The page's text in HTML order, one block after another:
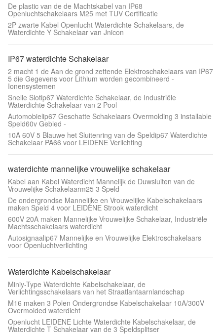
De plastic van de de Machtskabel van IP68
Openluchtschakelaars M25 met TUV Certificatie
2P zwarte Kabel Openlucht Waterdichte Schakelaars, de
Waterdichte Y Schakelaar van Jnicon
IP67 waterdichte Schakelaar
2 macht 1 de Aan de grond zettende Elektroschakelaars van IP67
5 die Gegevens voor Lithium worden gecombineerd -
Ionensystemen
Snelle Slotip67 Waterdichte Schakelaar, de Industriële
Waterdichte Schakelaar van 2 Pool
Automobielip67 Geschatte Schakelaars Overmolding 3 installable
Speld60v Gebied -
10A 60V 5 Blauwe het Sluitenring van de Speldip67 Waterdichte
Schakelaar PA66 voor LEIDENE Verlichting
waterdichte mannelijke vrouwelijke schakelaar
Kabel aan Kabel Waterdicht Mannelijk de Duwsluiten van de
Vrouwelijke Schakelaarm25 3 Speld
De ondergrondse Mannelijke en Vrouwelijke Kabelschakelaars
maken Speld 4 voor LEIDENE Strook waterdicht
600V 20A maken Mannelijke Vrouwelijke Schakelaar, Industriële
Machtsschakelaars waterdicht
Autosignaalip67 Mannelijke en Vrouwelijke Elektroschakelaars
voor Openluchtverlichting
Waterdichte Kabelschakelaar
Miniy-Type Waterdichte Kabelschakelaar, de
Verlichtingsschakelaars van het Straatlantaarnlandschap
M16 maken 3 Polen Ondergrondse Kabelschakelaar 10A/300V
Overmolded waterdicht
Openlucht LEIDENE Lichte Waterdichte Kabelschakelaar, de
Waterdichte T Schakelaar van de 3 Speldsplitser